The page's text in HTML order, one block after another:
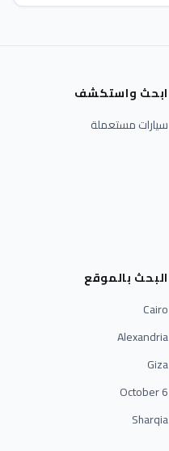
ابحث واستكشف
سيارات مستعملة
البحث بالموقع
Cairo
Alexandria
Giza
6 October
Sharqia